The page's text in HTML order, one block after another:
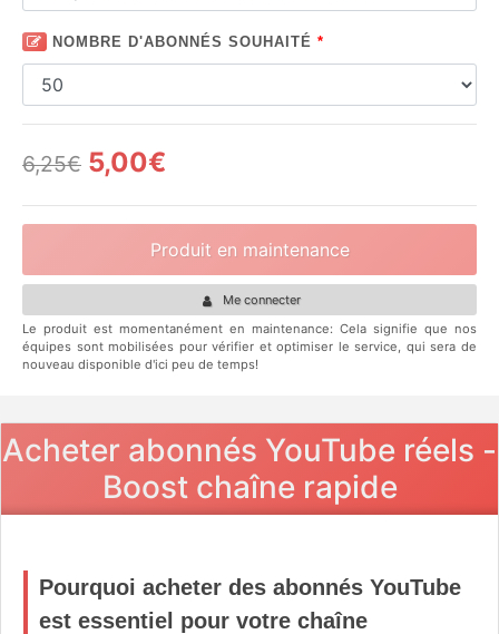
NOMBRE D'ABONNÉS SOUHAITÉ *
6,25€ 5,00€
Produit en maintenance
Me connecter
Le produit est momentanément en maintenance: Cela signifie que nos
équipes sont mobilisées pour vérifier et optimiser le service, qui sera de
nouveau disponible d'ici peu de temps!
Acheter abonnés YouTube réels -
Boost chaîne rapide
Pourquoi acheter des abonnés YouTube
est essentiel pour votre chaîne